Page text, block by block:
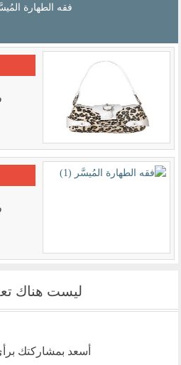
فقه الطهارة
ليست هناك
أسعد بمشاركتك